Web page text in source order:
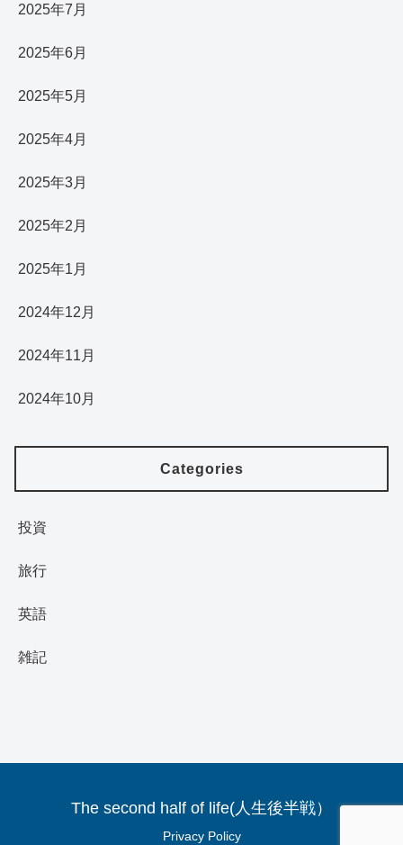
2025年7月
2025年6月
2025年5月
2025年4月
2025年3月
2025年2月
2025年1月
2024年12月
2024年11月
2024年10月
Categories
投資
旅行
英語
雑記
The second half of life(人生後半戦）
Privacy Policy